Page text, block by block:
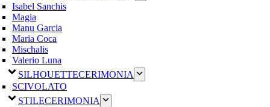
Isabel Sanchis
Magia
Manu Garcia
Maria Coca
Mischalis
Valerio Luna
SILHOUETTECERIMONIA
SCIVOLATO
STILECERIMONIA